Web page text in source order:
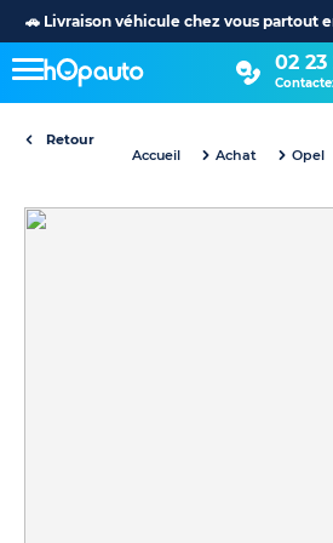
🚗 Livraison véhicule chez vous partout
02 23
Retour
Accueil
Achat Opel